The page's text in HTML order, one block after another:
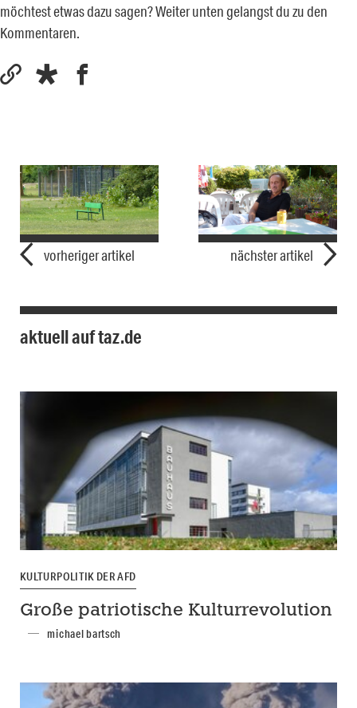
möchtest etwas dazu sagen? Weiter unten gelangst du zu den
Kommentaren.
vorheriger artikel nächster artikel
aktuell auf taz.de
KULTURPOLITIK DER AFD
Große patriotische Kulturrevolution
michael bartsch